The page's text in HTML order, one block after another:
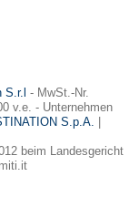
S.r.l - MwSt.-Nr.
v.e. - Unternehmen
S.p.A.
beim Landesgericht